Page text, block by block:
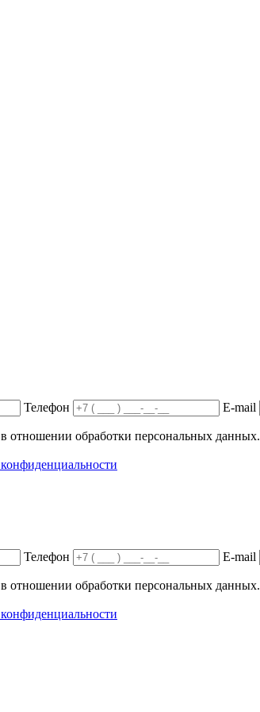
Телефон E-mail
обработки персональных данных.
Телефон E-mail
обработки персональных данных.